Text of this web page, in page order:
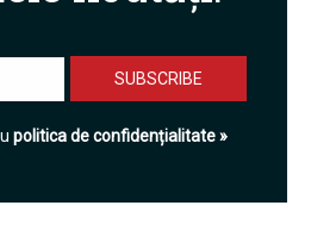
politica de confidențialitate »